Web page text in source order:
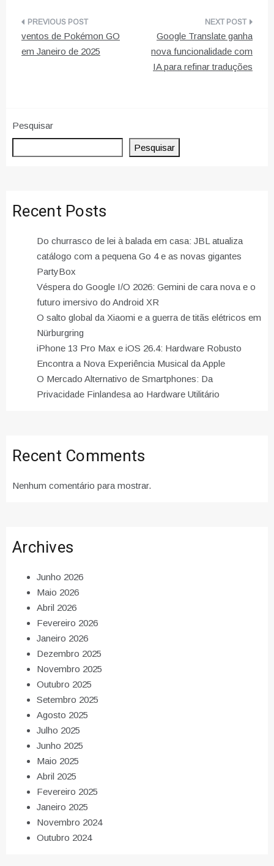
Navegação
de
ventos de Pokémon GO
em Janeiro de 2025
Google Translate ganha
nova funcionalidade com
IA para refinar traduções
Pesquisar
Pesquisar
Recent Posts
Do churrasco de lei à balada em casa: JBL atualiza
catálogo com a pequena Go 4 e as novas gigantes
PartyBox
Véspera do Google I/O 2026: Gemini de cara nova e o
futuro imersivo do Android XR
O salto global da Xiaomi e a guerra de titãs elétricos em
Nürburgring
iPhone 13 Pro Max e iOS 26.4: Hardware Robusto
Encontra a Nova Experiência Musical da Apple
O Mercado Alternativo de Smartphones: Da
Privacidade Finlandesa ao Hardware Utilitário
Recent Comments
Nenhum comentário para mostrar.
Archives
Junho 2026
Maio 2026
Abril 2026
Fevereiro 2026
Janeiro 2026
Dezembro 2025
Novembro 2025
Outubro 2025
Setembro 2025
Agosto 2025
Julho 2025
Junho 2025
Maio 2025
Abril 2025
Fevereiro 2025
Janeiro 2025
Novembro 2024
Outubro 2024